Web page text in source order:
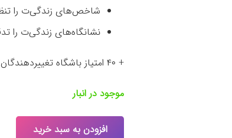
شاخص‌های زندگی‌ت را
نشانگاه‌های زندگی‌ت را
+ ۴۰ امتیاز باشگاه تغییردهندگان پس از خرید و نظردهی در صفحه محصول
موجود در انبار
افزودن به سبد خرید